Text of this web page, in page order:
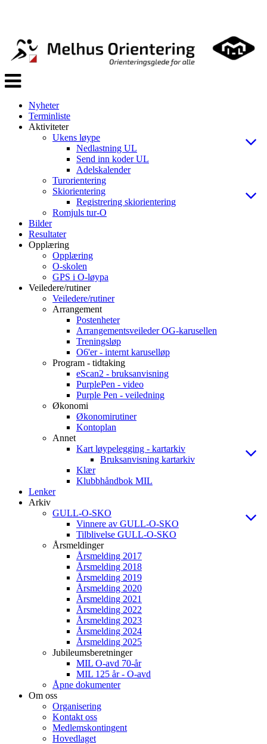
Veksle
navigasjon
Nyheter
Terminliste
Aktiviteter
Ukens løype
Nedlastning UL
Send inn koder UL
Adelskalender
Turorientering
Skiorientering
Registrering skiorientering
Romjuls tur-O
Bilder
Resultater
Opplæring
Opplæring
O-skolen
GPS i O-løypa
Veiledere/rutiner
Veiledere/rutiner
Arrangement
Postenheter
Arrangementsveileder OG-karusellen
Treningsløp
O6'er - internt karuselløp
Program - tidtaking
eScan2 - bruksanvisning
PurplePen - video
Purple Pen - veiledning
Økonomi
Økonomirutiner
Kontoplan
Annet
Kart løypelegging - kartarkiv
Bruksanvisning kartarkiv
Klær
Klubbhåndbok MIL
Lenker
Arkiv
GULL-O-SKO
Vinnere av GULL-O-SKO
Tilblivelse GULL-O-SKO
Årsmeldinger
Årsmelding 2017
Årsmelding 2018
Årsmelding 2019
Årsmelding 2020
Årsmelding 2021
Årsmelding 2022
Årsmelding 2023
Årsmelding 2024
Årsmelding 2025
Jubileumsberetninger
MIL O-avd 70-år
MIL 125 år - O-avd
Åpne dokumenter
Om oss
Organisering
Kontakt oss
Medlemskontingent
Hovedlaget